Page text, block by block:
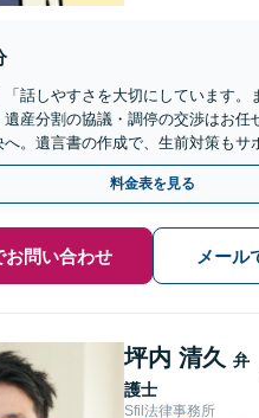
「話しやすさを大切にしています。
産分割の協議・調停の交渉はお任
へ。遺言書の作成で、生前対策もサ
【葭川公園駅5分】
料金表を見る
お問い合わせ メール
坪内 清久 弁
護士
Sfil法律事務所